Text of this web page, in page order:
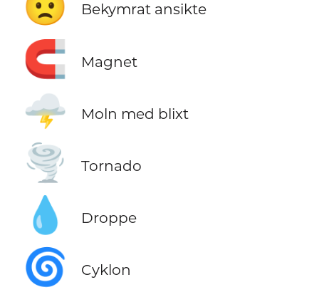
Bekymrat ansikte
🧲 Magnet
🌩️ Moln med blixt
🌪️ Tornado
💧 Droppe
🌀 Cyklon